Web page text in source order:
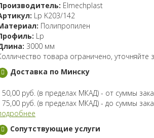
Elmechplast
Lp K203/142
Полипропилен
Lp
3000 мм
товара ограничено, уточняйте
Доставка по Минску
50,00 руб. (в пределах МКАД) - от суммы
75,00 руб. (в пределах МКАД) - до суммы
Сопутствующие услуги